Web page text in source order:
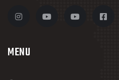
MENU